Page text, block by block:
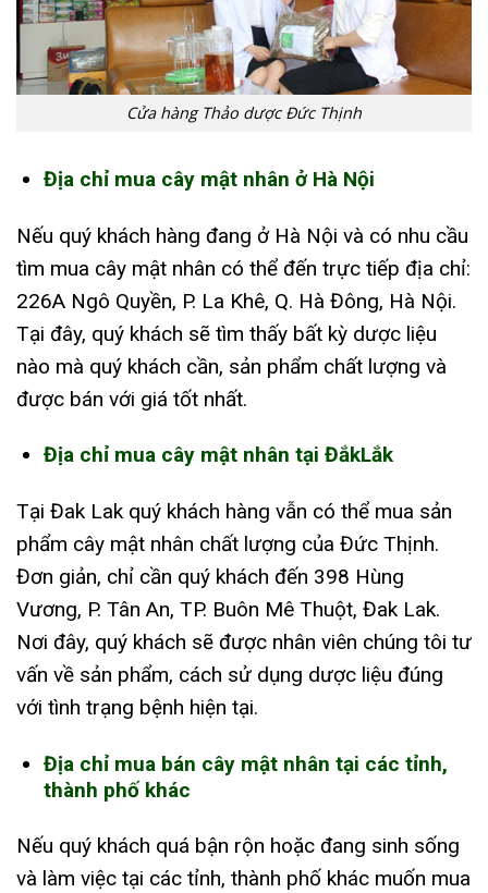
Cửa hàng Thảo dược Đức Thịnh
Địa chỉ mua cây mật nhân ở Hà Nội
Nếu quý khách hàng đang ở Hà Nội và có nhu cầu
tìm mua cây mật nhân có thể đến trực tiếp địa chỉ:
226A Ngô Quyền, P. La Khê, Q. Hà Đông, Hà Nội.
Tại đây, quý khách sẽ tìm thấy bất kỳ dược liệu
nào mà quý khách cần, sản phẩm chất lượng và
được bán với giá tốt nhất.
Địa chỉ mua cây mật nhân tại ĐắkLắk
Tại Đak Lak quý khách hàng vẫn có thể mua sản
phẩm cây mật nhân chất lượng của Đức Thịnh.
Đơn giản, chỉ cần quý khách đến 398 Hùng
Vương, P. Tân An, TP. Buôn Mê Thuột, Đak Lak.
Nơi đây, quý khách sẽ được nhân viên chúng tôi tư
vấn về sản phẩm, cách sử dụng dược liệu đúng
với tình trạng bệnh hiện tại.
Địa chỉ mua bán cây mật nhân tại các tỉnh,
thành phố khác
Nếu quý khách quá bận rộn hoặc đang sinh sống
và làm việc tại các tỉnh, thành phố khác muốn mua